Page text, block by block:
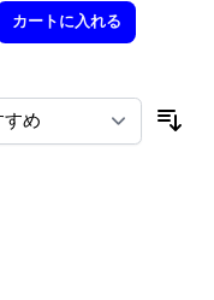
カートに入れる